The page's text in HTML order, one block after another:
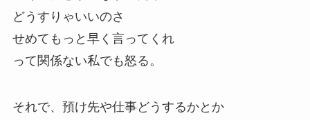
どうすりゃいいのさ
せめてもっと早く言ってくれ
って関係ない私でも怒る。
それで、預け先や仕事どうするかとか